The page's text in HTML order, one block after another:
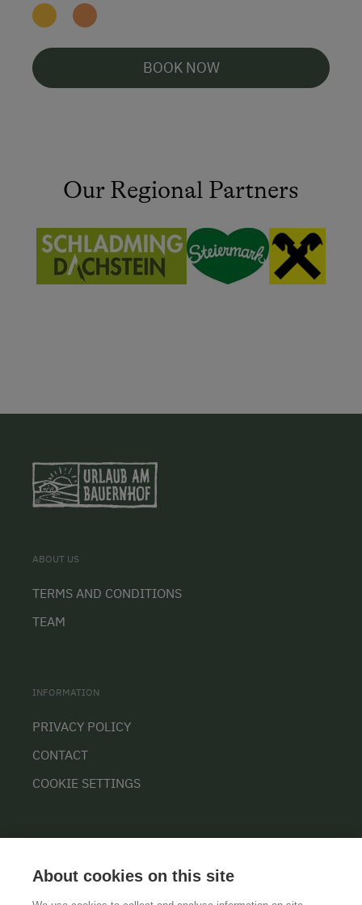
BOOK NOW
Our Regional Partners
ABOUT US
TERMS AND CONDITIONS
TEAM
INFORMATION
PRIVACY POLICY
CONTACT
COOKIE SETTINGS
About cookies on this site